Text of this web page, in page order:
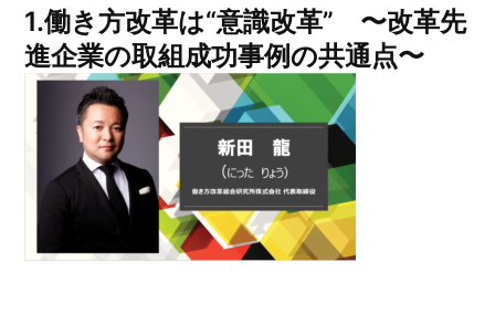
1.働き方改革は“意識改革” 〜改革先
進企業の取組成功事例の共通点〜